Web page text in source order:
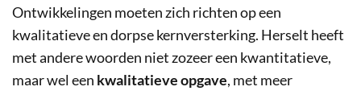
Ontwikkelingen moeten zich richten op een
kwalitatieve en dorpse kernversterking. Herselt heeft
met andere woorden niet zozeer een kwantitatieve,
maar wel een kwalitatieve opgave, met meer